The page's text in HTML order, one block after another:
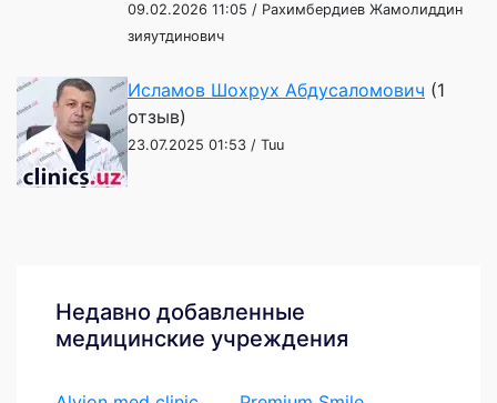
09.02.2026 11:05 / Рахимбердиев Жамолиддин
зияутдинович
Исламов Шохрух Абдусаломович (1
отзыв)
23.07.2025 01:53 / Tuu
Недавно добавленные
медицинские учреждения